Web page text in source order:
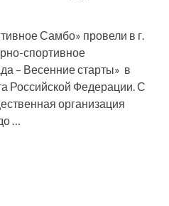
Самбо» провели в г.
спортивное
– Весенние старты» в
Российской Федерации. С
организация
…